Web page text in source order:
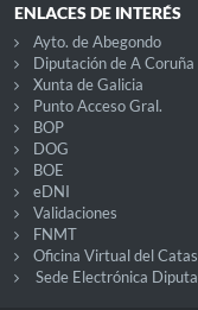
ENLACES DE INTERÉS
Ayto. de Abegondo
Diputación de A Coruña
Xunta de Galicia
Punto Acceso Gral.
BOP
DOG
BOE
eDNI
Validaciones
FNMT
Oficina Virtual del
Sede Electrónica